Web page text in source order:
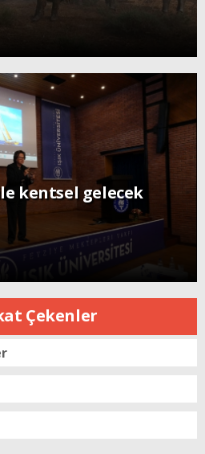
kentsel gelecek
Çekenler